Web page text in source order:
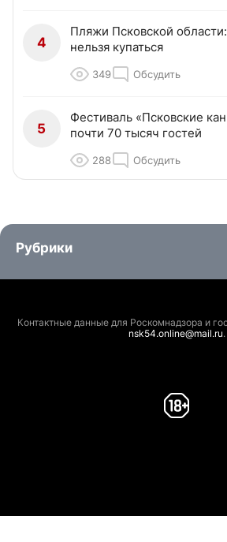
4
Пляжи Псковской
нельзя купаться
349 Обсудить
5
Фестиваль «Псковские
почти 70 тысяч гостей
288 Обсудить
Рубрики
Контактные данные для Роскомнадзора и
nsk54.online@mail.ru.